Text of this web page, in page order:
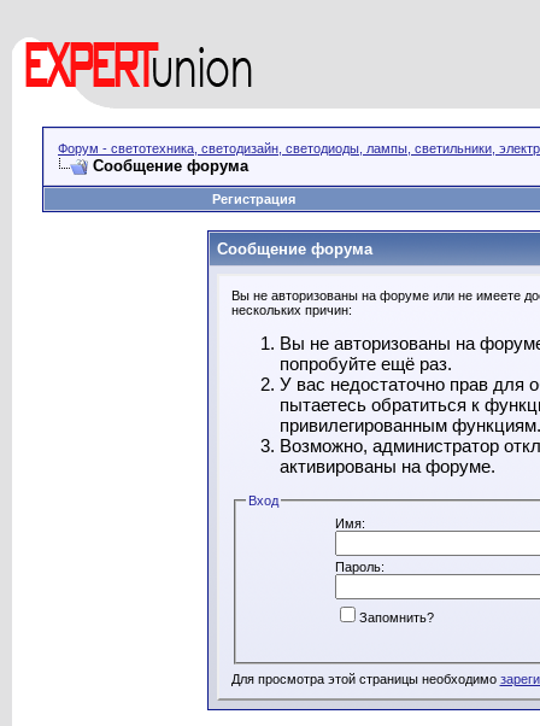
Форум - светотехника, светодизайн, светодиоды, лампы, светильники,
Сообщение форума
Регистрация
Сообщение форума
Вы не авторизованы на форуме или не имеете
нескольких причин:
Вы не авторизованы на
попробуйте ещё раз.
У вас недостаточно прав для
пытаетесь обратиться к
привилегированным функциям.
Возможно, администратор
активированы на форуме.
Вход
Имя:
Пароль:
Запомнить?
Для просмотра этой страницы необходимо